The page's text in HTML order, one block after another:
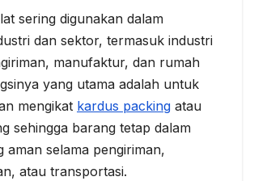
sering digunakan dalam
dan sektor, termasuk industri
manufaktur, dan rumah
yang utama adalah untuk
mengikat kardus packing atau
sehingga barang tetap dalam
aman selama pengiriman,
atau transportasi.